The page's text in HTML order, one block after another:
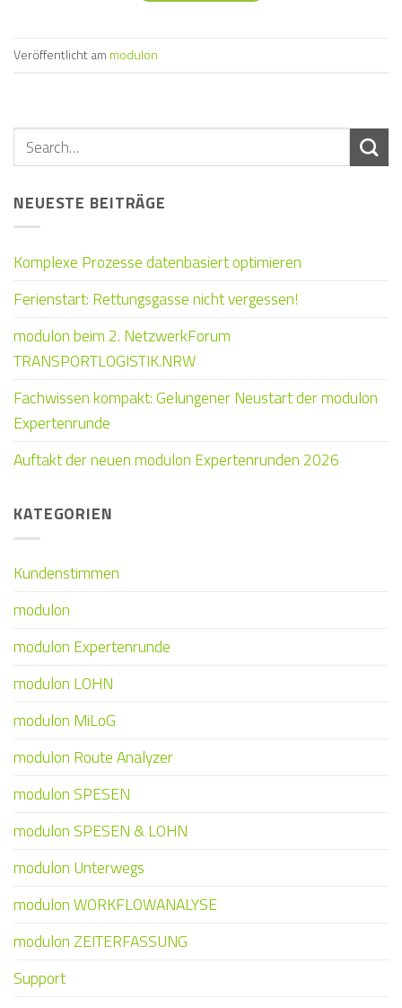
Veröffentlicht am modulon
NEUESTE BEITRÄGE
Komplexe Prozesse datenbasiert optimieren
Ferienstart: Rettungsgasse nicht vergessen!
modulon beim 2. NetzwerkForum
TRANSPORTLOGISTIK.NRW
Fachwissen kompakt: Gelungener Neustart der modulon
Expertenrunde
Auftakt der neuen modulon Expertenrunden 2026
KATEGORIEN
Kundenstimmen
modulon
modulon Expertenrunde
modulon LOHN
modulon MiLoG
modulon Route Analyzer
modulon SPESEN
modulon SPESEN & LOHN
modulon Unterwegs
modulon WORKFLOWANALYSE
modulon ZEITERFASSUNG
Support